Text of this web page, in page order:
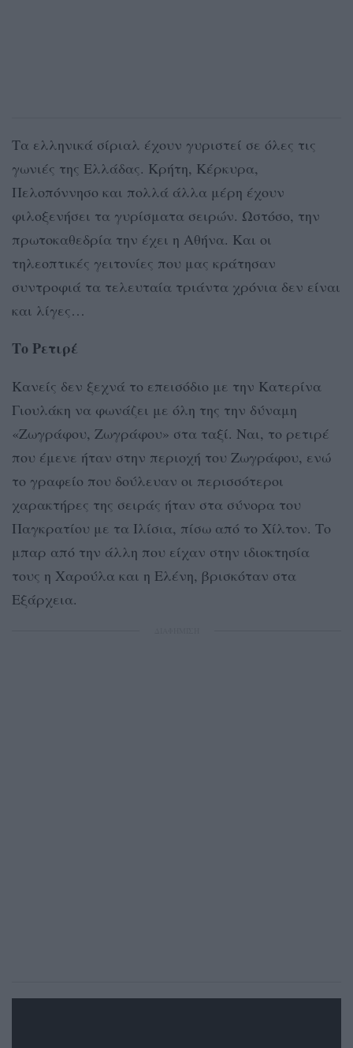
Τα ελληνικά σίριαλ έχουν γυριστεί σε όλες τις
γωνιές της Ελλάδας. Κρήτη, Κέρκυρα,
Πελοπόννησο και πολλά άλλα μέρη έχουν
φιλοξενήσει τα γυρίσματα σειρών. Ωστόσο, την
πρωτοκαθεδρία την έχει η Αθήνα. Και οι
τηλεοπτικές γειτονίες που μας κράτησαν
συντροφιά τα τελευταία τριάντα χρόνια δεν είναι
και λίγες…
Το Ρετιρέ
Κανείς δεν ξεχνά το επεισόδιο με την Κατερίνα
Γιουλάκη να φωνάζει με όλη της την δύναμη
«Ζωγράφου, Ζωγράφου» στα ταξί. Ναι, το ρετιρέ
που έμενε ήταν στην περιοχή του Ζωγράφου, ενώ
το γραφείο που δούλευαν οι περισσότεροι
χαρακτήρες της σειράς ήταν στα σύνορα του
Παγκρατίου με τα Ιλίσια, πίσω από το Χίλτον. Το
μπαρ από την άλλη που είχαν στην ιδιοκτησία
τους η Χαρούλα και η Ελένη, βρισκόταν στα
Εξάρχεια.